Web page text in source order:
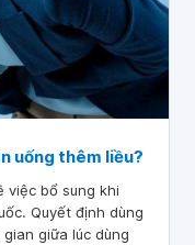
uống thêm liều?
việc bổ sung khi
Quyết định dùng
giữa lúc dùng